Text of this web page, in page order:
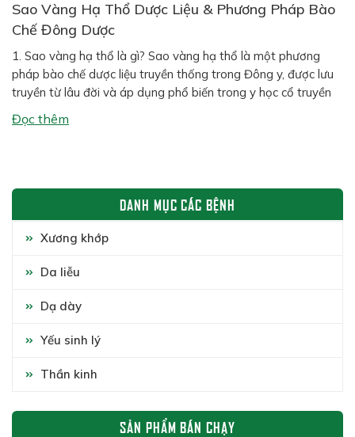
Sao Vàng Hạ Thổ Dược Liệu & Phương Pháp Bào
Chế Đông Dược
1. Sao vàng hạ thổ là gì? Sao vàng hạ thổ là một phương
pháp bào chế dược liệu truyền thống trong Đông y, được lưu
truyền từ lâu đời và áp dụng phổ biến trong y học cổ truyền
Việt Nam cũng như Trung Hoa. Phương pháp này bao gồm
hai công đoạn chính: […]
Đọc thêm
DANH MỤC CÁC BỆNH
Xương khớp
Da liễu
Dạ dày
Yếu sinh lý
Thần kinh
SẢN PHẨM BÁN CHẠY